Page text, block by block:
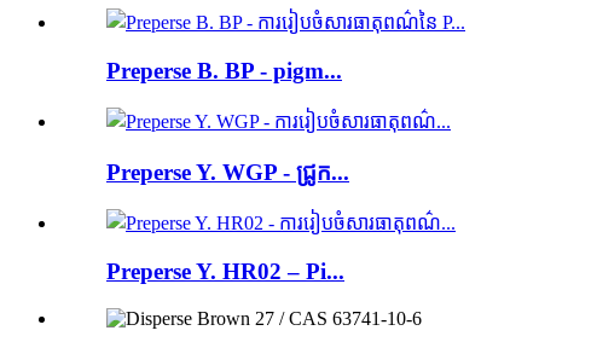
Preperse B. BP - pigm...
Preperse Y. WGP - ជ្រូក...
Preperse Y. HR02 – Pi...